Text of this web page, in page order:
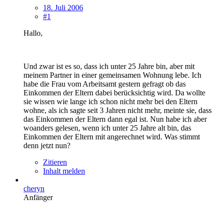
18. Juli 2006
#1
Hallo,
Und zwar ist es so, dass ich unter 25 Jahre bin, aber mit
meinem Partner in einer gemeinsamen Wohnung lebe. Ich
habe die Frau vom Arbeitsamt gestern gefragt ob das
Einkommen der Eltern dabei berücksichtig wird. Da wollte
sie wissen wie lange ich schon nicht mehr bei den Eltern
wohne, als ich sagte seit 3 Jahren nicht mehr, meinte sie, dass
das Einkommen der Eltern dann egal ist. Nun habe ich aber
woanders gelesen, wenn ich unter 25 Jahre alt bin, das
Einkommen der Eltern mit angerechnet wird. Was stimmt
denn jetzt nun?
Zitieren
Inhalt melden
cheryn
Anfänger